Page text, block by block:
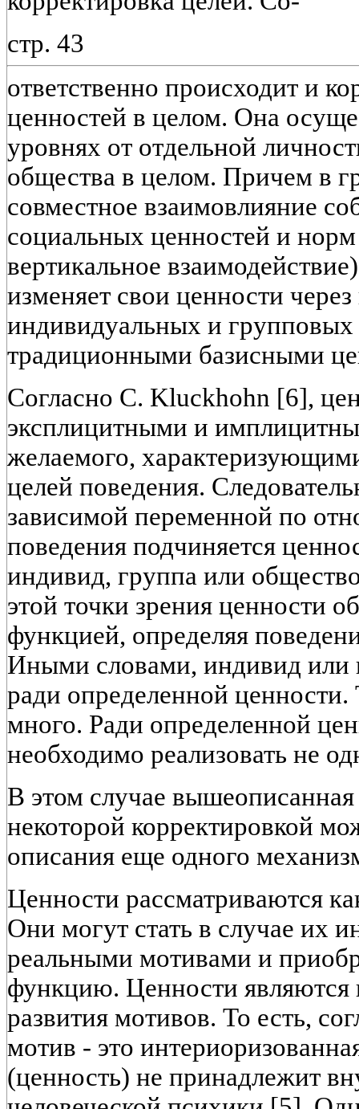
стр. 43
ответственно происходит и
ценностей в целом. Она
уровнях от отдельной
общества в целом. Причем в
совместное взаимовлияние
социальных ценностей и
вертикальное
изменяет свои ценности
индивидуальных и групповых
традиционными базисными
Согласно С. Kluckhohn [6],
эксплицитными и
желаемого,
целей поведения.
зависимой переменной по
поведения подчиняется
индивид, группа или
этой точки зрения ценности
функцией, определяя
Иными словами, индивид или
ради определенной
много. Ради определенной
необходимо реализовать не
В этом случае
некоторой корректировкой
описания еще одного
Ценности рассматриваются
Они могут стать в случае их
реальными мотивами и
функцию. Ценности являются
развития мотивов. То есть,
мотив - это
(ценность) не принадлежит